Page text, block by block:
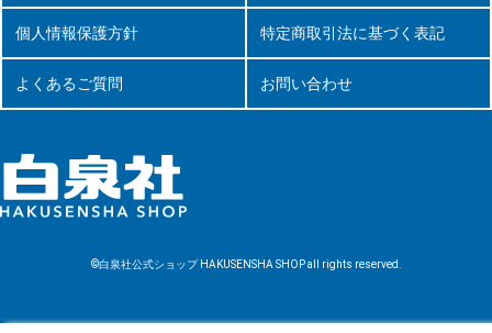
個人情報保護方針 特定商取引法に基づく表記
よくあるご質問 お問い合わせ
©白泉社公式ショップ HAKUSENSHA SHOP all rights reserved.